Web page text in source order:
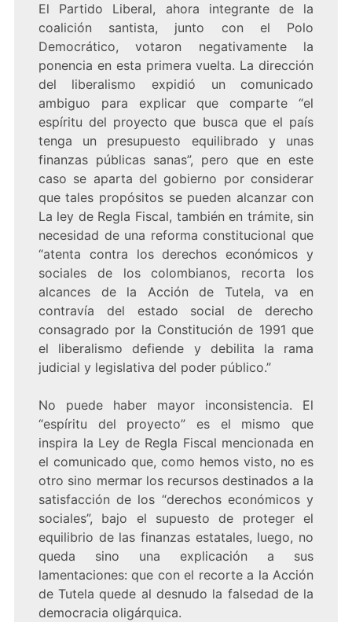
El Partido Liberal, ahora integrante de la
coalición santista, junto con el Polo
Democrático, votaron negativamente la
ponencia en esta primera vuelta. La dirección
del liberalismo expidió uncomunicado
ambiguo para explicar que comparte “el
espíritu del proyecto que busca que el país
tenga un presupuesto equilibrado y unas
finanzas públicas sanas”, pero que en este
caso se aparta del gobierno por considerar
que tales propósitos se pueden alcanzar con
La ley de Regla Fiscal, también en trámite, sin
necesidad de una reforma constitucional que
“atenta contra los derechos económicos y
sociales de los colombianos, recorta los
alcances de la Acción de Tutela, va en
contravía del estado social de derecho
consagrado por la Constitución de 1991 que
el liberalismo defiende y debilita la rama
judicial y legislativa del poder público.”
No puede haber mayor inconsistencia. El
“espíritu del proyecto” es el mismo que
inspira la Ley de Regla Fiscal mencionada en
el comunicado que, como hemos visto, no es
otro sino mermar los recursos destinados a la
satisfacción de los “derechos económicos y
sociales”, bajo el supuesto de proteger el
equilibrio de las finanzas estatales, luego, no
queda sino una explicación a sus
lamentaciones: que con el recorte a la Acción
de Tutela quede al desnudo la falsedad de la
democracia oligárquica.